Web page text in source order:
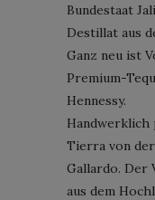
Bundestaat
Destillat aus
Ganz neu ist
Premium-
Hennessy.
Handwerklich
Tierra von
Gallardo. Der
aus dem